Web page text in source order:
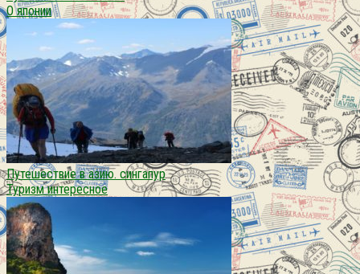
О японии
Путешествие в азию. сингапур
Туризм интересное